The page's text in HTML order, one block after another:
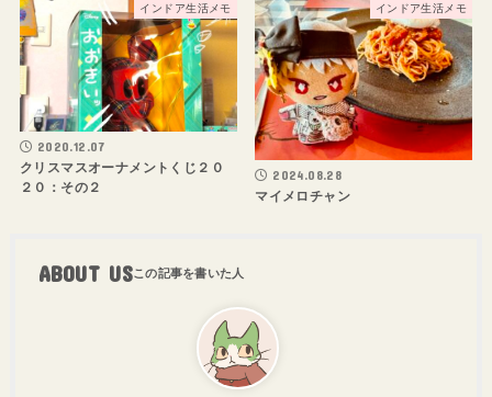
インドア生活メモ
2020.12.07
クリスマスオーナメントくじ２０
２０：その２
インドア生活メモ
2024.08.28
マイメロチャン
ABOUT US